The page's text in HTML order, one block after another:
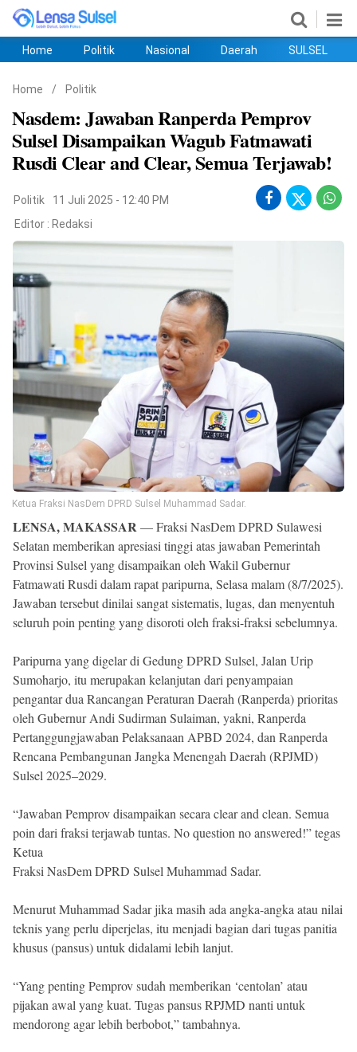
©
Copyright
lensasulsel.com
.
All
Right
Reserved
Home Politik Nasional Daerah SULSEL
Home / Politik
Nasdem: Jawaban Ranperda Pemprov
Sulsel Disampaikan Wagub Fatmawati
Rusdi Clear and Clear, Semua Terjawab!
Politik
11 Juli 2025 - 12:40 PM
Editor : Redaksi
Ketua Fraksi NasDem DPRD Sulsel Muhammad Sadar.
LENSA, MAKASSAR— Fraksi NasDem DPRD Sulawesi
Selatan memberikan apresiasi tinggi atas jawaban Pemerintah
Provinsi Sulsel yang disampaikan oleh Wakil Gubernur
Fatmawati Rusdi dalam rapat paripurna, Selasa malam (8/7/2025).
Jawaban tersebut dinilai sangat sistematis, lugas, dan menyentuh
seluruh poin penting yang disoroti oleh fraksi-fraksi sebelumnya.
Paripurna yang digelar di Gedung DPRD Sulsel, Jalan Urip
Sumoharjo, itu merupakan kelanjutan dari penyampaian
pengantar dua Rancangan Peraturan Daerah (Ranperda) prioritas
oleh Gubernur Andi Sudirman Sulaiman, yakni, Ranperda
Pertanggungjawaban Pelaksanaan APBD 2024, dan Ranperda
Rencana Pembangunan Jangka Menengah Daerah (RPJMD)
Sulsel 2025–2029.
“Jawaban Pemprov disampaikan secara clear and clean. Semua
poin dari fraksi terjawab tuntas. No question no answered!” tegas
Ketua
Fraksi NasDem DPRD Sulsel Muhammad Sadar.
Menurut Muhammad Sadar jika masih ada angka-angka atau nilai
teknis yang perlu diperjelas, itu menjadi bagian dari tugas panitia
khusus (pansus) untuk didalami lebih lanjut.
“Yang penting Pemprov sudah memberikan ‘centolan’ atau
pijakan awal yang kuat. Tugas pansus RPJMD nanti untuk
mendorong agar lebih berbobot,” tambahnya.